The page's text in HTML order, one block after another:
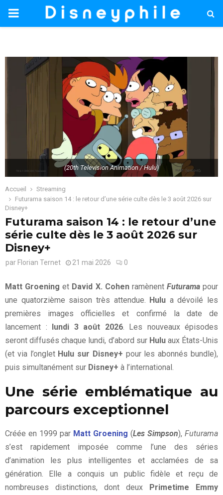
PRIMARY
(20th Television Animation / Hulu)
Accueil
Streaming
Futurama saison 14 : le retour d’une série culte dès le 3 août 2026 sur
Disney+
Futurama saison 14 : le retour d’une
série culte dès le 3 août 2026 sur
Disney+
par Florian Ternet 21 mai 2026 0
Matt Groening et David X. Cohenramènent Futurama pour
une quatorzième saison très attendue. Hulu a dévoilé les
premières images officielles et confirmé la date de
lancement : lundi 3 août 2026. Les nouveaux épisodes
seront diffusés chaque lundi, d’abord sur Huluaux États-Unis
(et via l’onglet Hulu sur Disney+ pour les abonnés bundle),
puis simultanément sur Disney+ à l’international.
Une série emblématique au
parcours exceptionnel
Créée en 1999 par Matt Groening (Les Simpson), Futurama
s’est rapidement imposée comme l’une des séries
d’animation les plus intelligentes et acclamées de sa
génération. Elle a conquis un public fidèle et reçu de
nombreuses distinctions, dont deux Primetime Emmy